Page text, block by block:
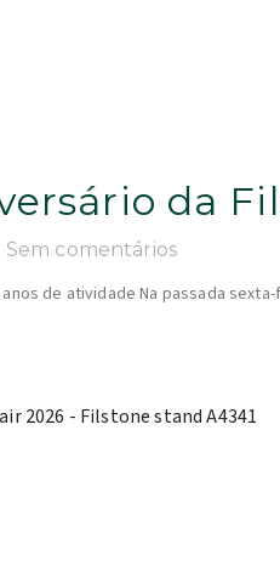
da
Sem comentários
de atividade Na passada